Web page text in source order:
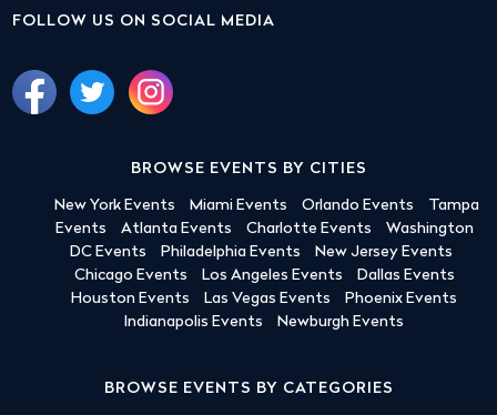
FOLLOW US ON SOCIAL MEDIA
BROWSE EVENTS BY CITIES
New York Events Miami Events Orlando Events
Tampa
Events
Atlanta Events Charlotte Events
Washington
DC Events
Philadelphia Events
New Jersey Events
Chicago Events
Los Angeles Events
Dallas Events
Houston Events
Las Vegas Events
Phoenix Events
Indianapolis Events
Newburgh Events
BROWSE EVENTS BY CATEGORIES